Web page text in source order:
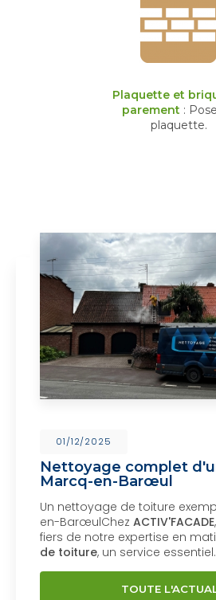
Plaquette et
parement :
plaquette.
01/12/2025
Nettoyage complet
Marcq-en-Barœul
Un nettoyage de toiture
en-BarœulChez ACTIV'FACADE
fiers de notre expertise en
de toiture, un service
TOUTE